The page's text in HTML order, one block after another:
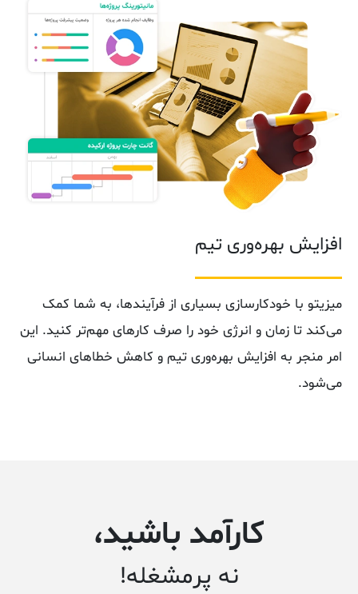
افزایش بهره‌وری تیم
میزیتو با خودکارسازی بسیاری از فرآیندها، به شما کمک
می‌کند تا زمان و انرژی خود را صرف کارهای مهم‌تر کنید. این
امر منجر به افزایش بهره‌وری تیم و کاهش خطاهای انسانی
می‌شود.
کارآمد باشید،
نه پرمشغله!